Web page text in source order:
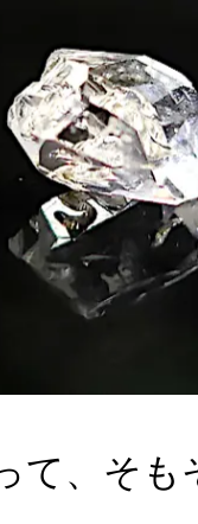
て、そも